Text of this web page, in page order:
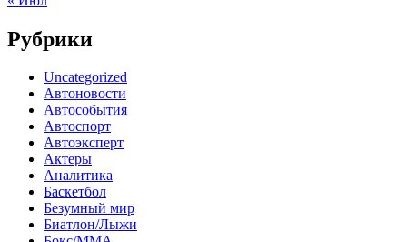
Рубрики
Uncategorized
Автоновости
Автособытия
Автоспорт
Автоэксперт
Актеры
Аналитика
Баскетбол
Безумный мир
Биатлон/Лыжи